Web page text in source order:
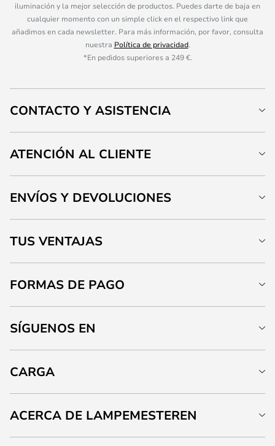
iluminación y la mejor selección de productos. Puedes darte de baja en
cualquier momento con un simple click en el respectivo link que
añadimos en cada newsletter. Para más información, por favor, consulta
nuestra Política de privacidad.
*En pedidos superiores a 249 €.
CONTACTO Y ASISTENCIA
ATENCIÓN AL CLIENTE
ENVÍOS Y DEVOLUCIONES
TUS VENTAJAS
FORMAS DE PAGO
SÍGUENOS EN
CARGA
ACERCA DE LAMPEMESTEREN